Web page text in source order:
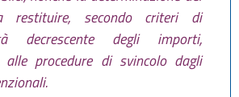
restituire, secondo criteri di
decrescente degli importi,
alle procedure di svincolo dagli